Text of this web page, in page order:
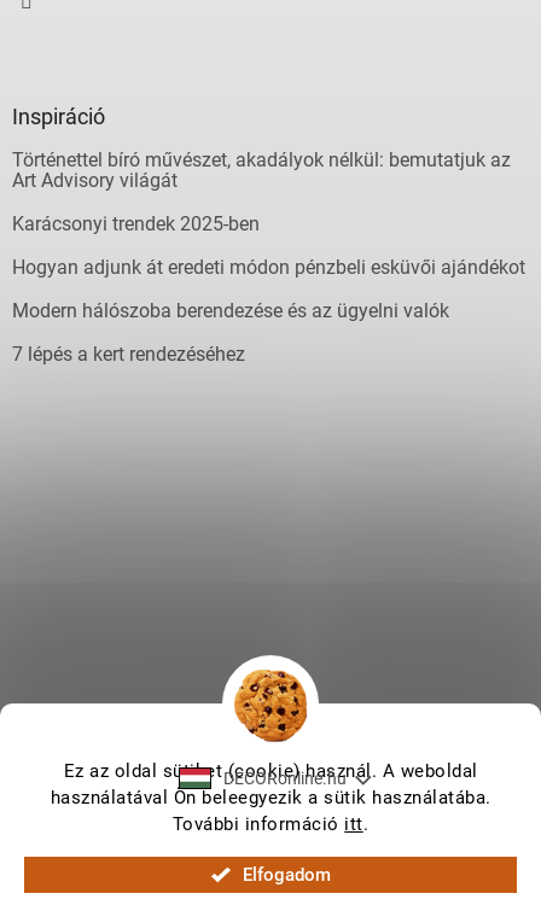
Ez az oldal sütiket (cookie) használ. A weboldal
használatával Ön beleegyezik a sütik használatába.
További információ itt.
Elfogadom
Inspiráció
Történettel bíró művészet, akadályok nélkül: bemutatjuk az
Art Advisory világát
Karácsonyi trendek 2025-ben
Hogyan adjunk át eredeti módon pénzbeli esküvői ajándékot
Modern hálószoba berendezése és az ügyelni valók
7 lépés a kert rendezéséhez
DECORonline.hu
Shoptet készítette